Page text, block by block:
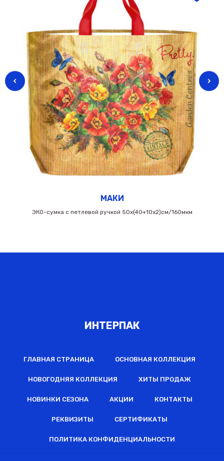
МАКИ
ЭКО-сумка с петлевой ручкой 50х(40+10х2)см/160мкм
ИНТЕРПАК
ГЛАВНАЯ СТРАНИЦА ОСНОВНАЯ КОЛЛЕКЦИЯ
НОВОГОДНЯЯ КОЛЛЕКЦИЯ ХИТЫ ПРОДАЖ
НОВИНКИ СЕЗОНА АКЦИИ КОНТАКТЫ
РЕКВИЗИТЫ СЕРТИФИКАТЫ
ПОЛИТИКА КОНФИДЕНЦИАЛЬНОСТИ